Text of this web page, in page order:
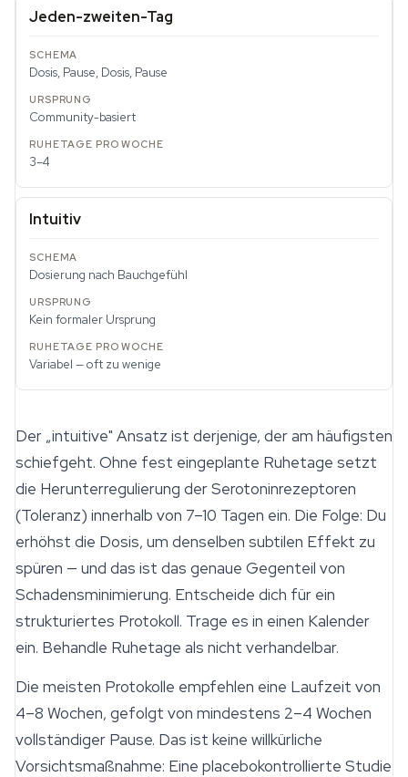
Jeden-zweiten-Tag
Dosis, Pause, Dosis, Pause
Community-basiert
3–4
Intuitiv
Dosierung nach Bauchgefühl
Kein formaler Ursprung
Variabel — oft zu wenige
Der „intuitive" Ansatz ist derjenige, der am häufigsten
schiefgeht. Ohne fest eingeplante Ruhetage setzt
die Herunterregulierung der Serotoninrezeptoren
(Toleranz) innerhalb von 7–10 Tagen ein. Die Folge: Du
erhöhst die Dosis, um denselben subtilen Effekt zu
spüren — und das ist das genaue Gegenteil von
Schadensminimierung. Entscheide dich für ein
strukturiertes Protokoll. Trage es in einen Kalender
ein. Behandle Ruhetage als nicht verhandelbar.
Die meisten Protokolle empfehlen eine Laufzeit von
4–8 Wochen, gefolgt von mindestens 2–4 Wochen
vollständiger Pause. Das ist keine willkürliche
Vorsichtsmaßnahme: Eine placebokontrollierte Studie